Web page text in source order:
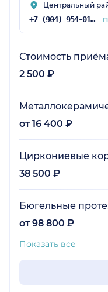
Центральный
+7 (904) 954-01-81
Стоимость
2 500 ₽
от 16 400 ₽
Циркониевые
38 500 ₽
Бюгельные
от 98 800 ₽
Показать все